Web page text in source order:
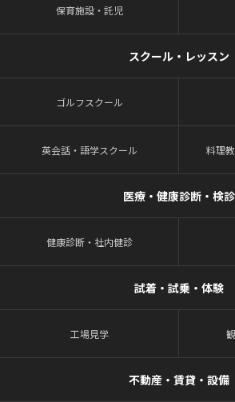
保育施設・託児
スクール・レッスン
ゴルフスクール
英会話・語学スクール 料理
医療・健康診断・検診
健康診断・社内健診
試着・試乗・体験
工場見学
不動産・賃貸・設備